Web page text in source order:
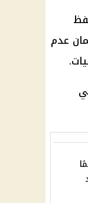
مئوية، مع ضمان عدم